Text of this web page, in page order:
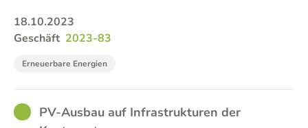
18.10.2023
Geschäft 2023-83
Erneuerbare Energien
GOODPV-Ausbau auf Infrastrukturen der